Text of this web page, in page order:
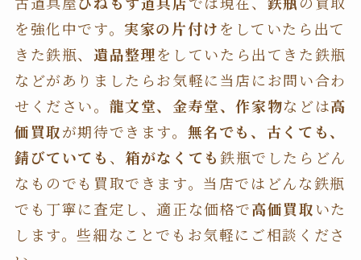
を強化中です。 実家の片付けをしていたら出て
きた鉄瓶、 遺品整理をしていたら出てきた鉄瓶
などがありましたらお気軽に当店にお問い合わ
せください。 龍文堂、金寿堂、作家物などは高
価買取が期待できます。 無名でも、古くても、
錆びていても 、 箱がなくても鉄瓶でしたらどん
なものでも買取できます。当店ではどんな鉄瓶
でも丁寧に査定し、適正な価格で高価買取いた
します。些細なことでもお気軽にご相談くださ